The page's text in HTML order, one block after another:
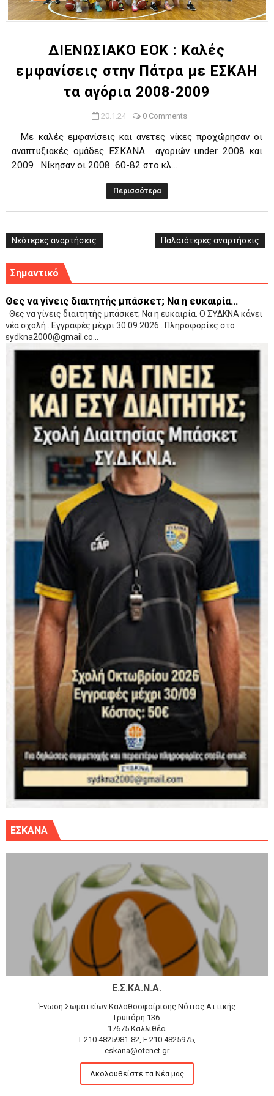
ΧΡΟΝΙΑ ΠΟΛΛΑ ΣΤΟ ΕΛΛΗΝΙΚΟ ΜΠΑΣΚΕΤ : 39Η ΕΠΕΤΕΙΟΣ ΑΠΟ
Ο δρόμος για τον 29ο τελικό κυπέλλου ανδρών ΕΣΚΑΝΑ
U21: Τεράστια πρόκριση για τον Πανελευσινιακό στον
Γ΄ανδρών play offs : "Σκληρό" καρύδι η Φιλία Περάματος
ΔΙΕΝΩΣΙΑΚΟ ΕΟΚ : Καλές
εμφανίσεις στην Πάτρα με ΕΣΚΑΗ
τα αγόρια 2008-2009
20.1.24 0 Comments
Με καλές εμφανίσεις και άνετες νίκες προχώρησαν οι
αναπτυξιακές ομάδες ΕΣΚΑΝΑ αγοριών under 2008 και
2009 . Νίκησαν οι 2008 60-82 στο κλ...
Περισσότερα
Νεότερες αναρτήσεις Παλαιότερες αναρτήσεις
Σημαντικό
Θες να γίνεις διαιτητής μπάσκετ; Να η ευκαιρία...
Θες να γίνεις διαιτητής μπάσκετ; Να η ευκαιρία. Ο ΣΥΔΚΝΑ κάνει
νέα σχολή . Εγγραφές μέχρι 30.09.2026 . Πληροφορίες στο
sydkna2000@gmail.co...
ΕΣΚΑΝΑ
Ε.Σ.ΚΑ.Ν.Α.
Ένωση Σωματείων Καλαθοσφαίρισης Νότιας Αττικής
Γρυπάρη 136
17675 Καλλιθέα
T 210 4825981-82, F 210 4825975,
eskana@otenet.gr
Ακολουθείστε τα Νέα μας